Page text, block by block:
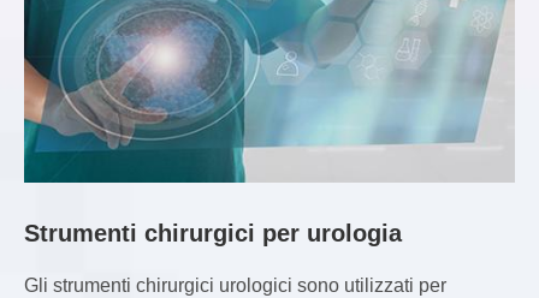
Strumenti chirurgici per urologia
Gli strumenti chirurgici urologici sono utilizzati per